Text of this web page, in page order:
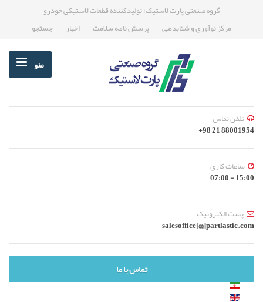
گروه صنعتی پارت لاستیک: تولیدکننده قطعات لاستیکی خودرو
مرکز نوآوری و شتابدهی
پرسش نامه سلامت اخبار جستجو
منو
تلفن تماس
88001954 21 98+
ساعات کاری
15:00 - 07:00
پست الکترونیک
salesoffice[@]partlastic.com
تماس با ما